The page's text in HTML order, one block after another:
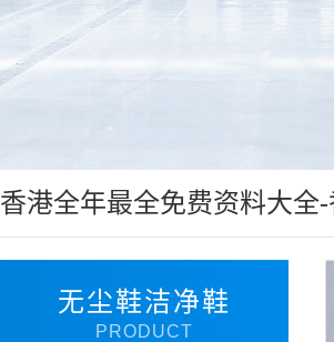
香港全年最全免费资料大全
国）:无尘鞋洁净鞋
无尘鞋洁净鞋
PRODUCT